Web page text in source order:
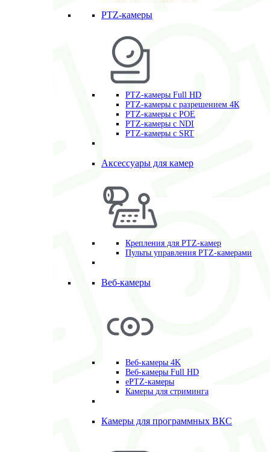
PTZ-камеры
PTZ-камеры Full HD
PTZ-камеры с разрешением 4К
PTZ-камеры с POE
PTZ-камеры c NDI
PTZ-камеры с SRT
Аксессуары для камер
Крепления для PTZ-камер
Пульты управления PTZ-камерами
Веб-камеры
Веб-камеры 4K
Веб-камеры Full HD
ePTZ-камеры
Камеры для стриминга
Камеры для программных ВКС